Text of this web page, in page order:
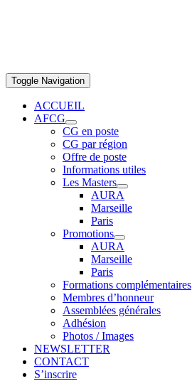
Toggle Navigation
ACCUEIL
AFCG
CG en poste
CG par région
Offre de poste
Informations utiles
Les Masters
AURA
Marseille
Paris
Promotions
AURA
Marseille
Paris
Formations complémentaires
Membres d’honneur
Assemblées générales
Adhésion
Photos / Images
NEWSLETTER
CONTACT
S’inscrire